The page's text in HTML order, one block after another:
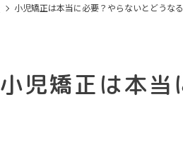
小児矯正は本当に必要？やらないとどうな
小児矯正は本